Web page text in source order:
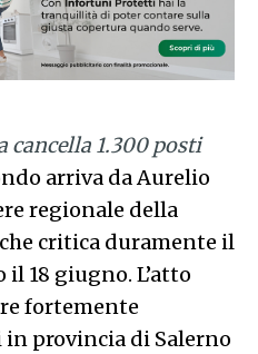
cancella 1.300 posti
arriva da Aurelio
regionale della
critica duramente il
18 giugno. L’atto
fortemente
provincia di Salerno